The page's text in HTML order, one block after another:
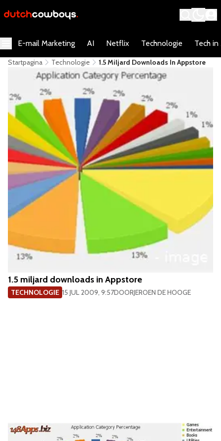
E-mail Marketing AI Netflix Technologie Tech in
Startpagina Technologie 1.5 Miljard Downloads In Appstore
1.5 miljard downloads in Appstore
TECHNOLOGIE 15 JUL 2009, 9:57DOORJEROEN DE HOOGE